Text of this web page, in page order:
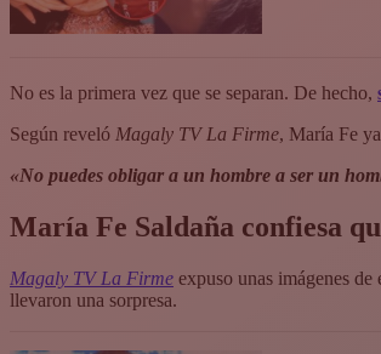
No es la primera vez que se separan. De hecho,
Según reveló Magaly TV La Firme, María Fe
«No puedes obligar a un hombre a ser un
María Fe Saldaña confiesa
Magaly TV La Firme expuso unas imágenes
llevaron una sorpresa.